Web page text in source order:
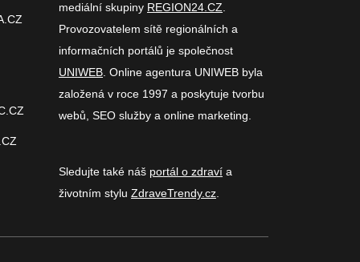
mediální skupiny REGION24.CZ.
Provozovatelem sítě regionálních a
informačních portálů je společnost
UNIWEB. Online agentura UNIWEB byla
založená v roce 1997 a poskytuje tvorbu
webů, SEO služby a online marketing.
Sledujte také náš portál o zdraví a
životním stylu ZdraveTrendy.cz.